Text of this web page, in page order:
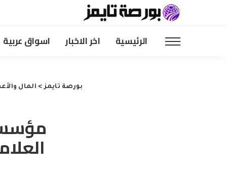
الرئيسية اخر الاخبار اسواق عربية
بورصة تايمز> المال
مؤسس